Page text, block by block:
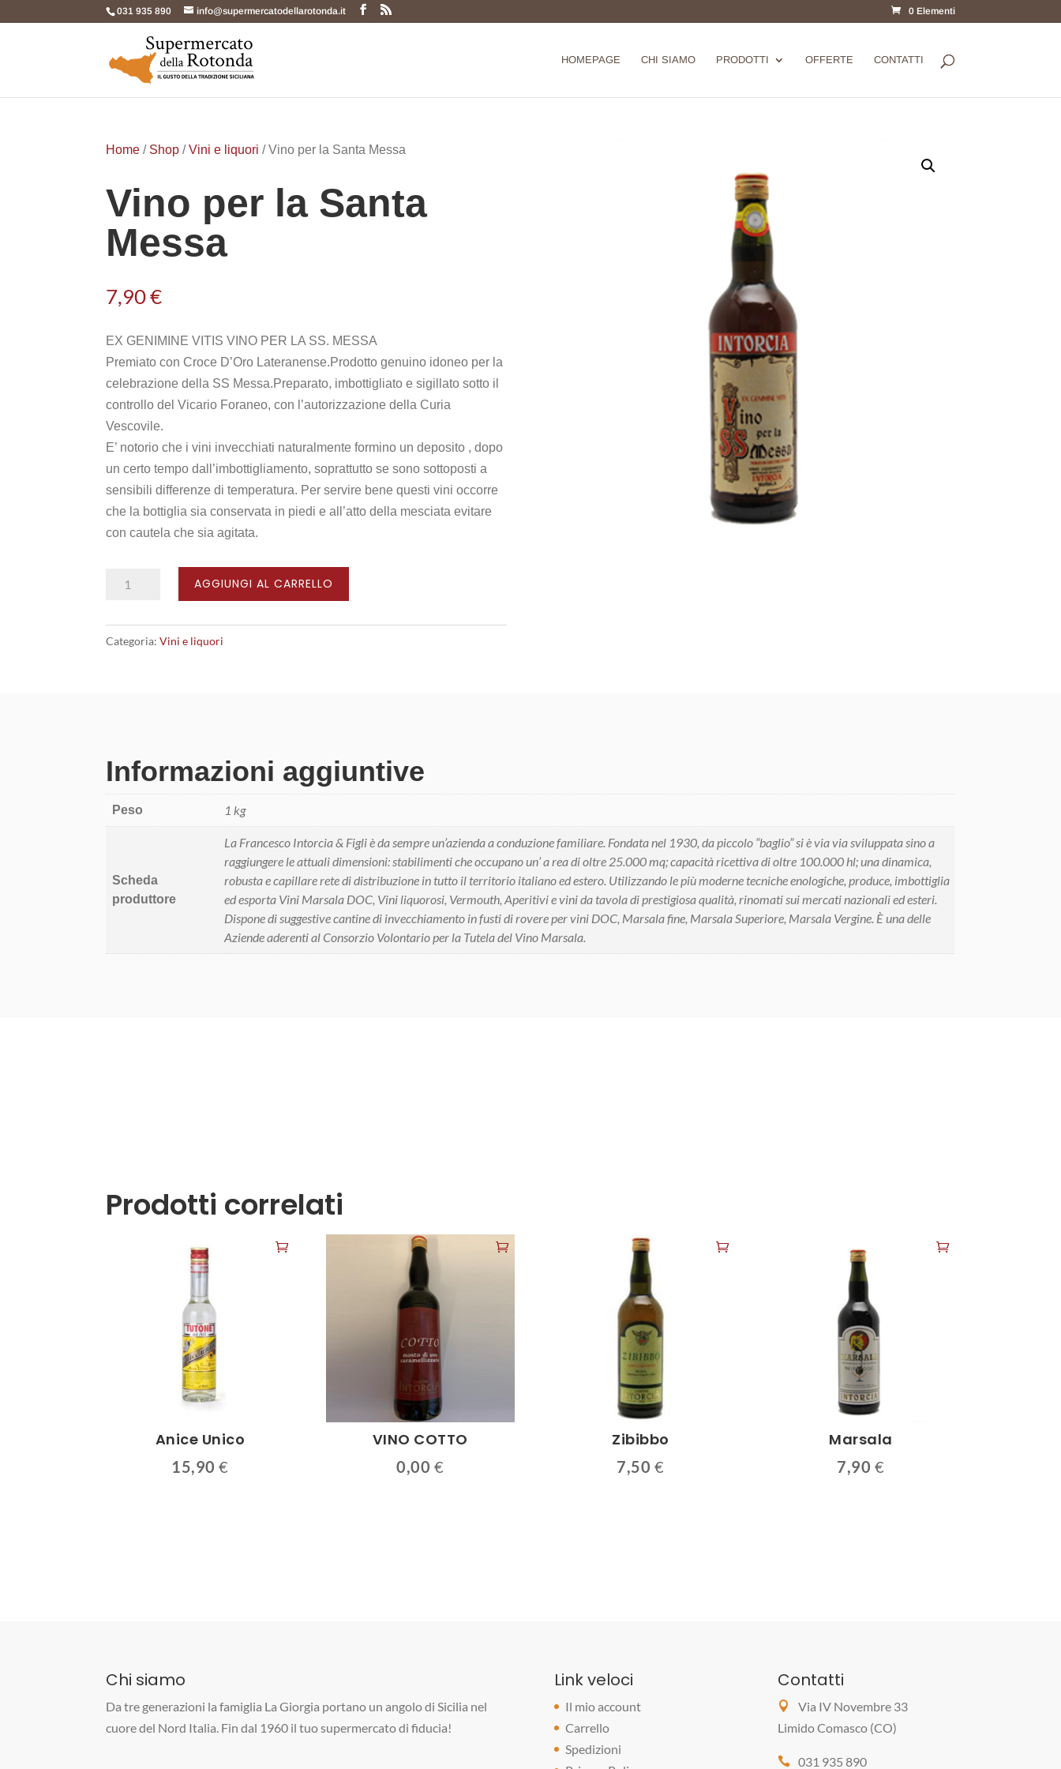
031 935 890 info@supermercatodellarotonda.it 0 Elementi
HOMEPAGE CHI SIAMO PRODOTTI OFFERTE CONTATTI
Home / Shop /Vini e liquori / Vino per la Santa Messa
Vino per la Santa
Messa
7,90€
EX GENIMINE VITIS VINO PER LA SS. MESSA
Premiato con Croce D’Oro Lateranense.Prodotto genuino idoneo per la
celebrazione della SS Messa.Preparato, imbottigliato e sigillato sotto il
controllo del Vicario Foraneo, con l’autorizzazione della Curia
Vescovile.
E’ notorio che i vini invecchiati naturalmente formino un deposito , dopo
un certo tempo dall’imbottigliamento, soprattutto se sono sottoposti a
sensibili differenze di temperatura. Per servire bene questi vini occorre
che la bottiglia sia conservata in piedi e all’atto della mesciata evitare
con cautela che sia agitata.
Vino
Santa
AGGIUNGI AL CARRELLO
Categoria:Vini e liquori
Informazioni aggiuntive
Peso 1 kg
Scheda
produttore
La Francesco Intorcia & Figli è da sempre un’azienda a conduzione familiare. Fondata nel 1930, da piccolo “baglio” si è via via sviluppata sino a
raggiungere le attuali dimensioni: stabilimenti che occupano un’ a rea di oltre 25.000 mq; capacità ricettiva di oltre 100.000 hl; una dinamica,
robusta e capillare rete di distribuzione in tutto il territorio italiano ed estero. Utilizzando le più moderne tecniche enologiche, produce, imbottiglia
ed esporta Vini Marsala DOC, Vini liquorosi, Vermouth, Aperitivi e vini da tavola di prestigiosa qualità, rinomati sui mercati nazionali ed esteri.
Dispone di suggestive cantine di invecchiamento in fusti di rovere per vini DOC, Marsala fine, Marsala Superiore, Marsala Vergine. È una delle
Aziende aderenti al Consorzio Volontario per la Tutela del Vino Marsala.
Prodotti correlati
Anice Unico
15,90€
VINO COTTO
0,00 €
Zibibbo
7,50 €
Marsala
7,90 €
Chi siamo
Da tre generazioni la famiglia La Giorgia portano un angolo di Sicilia nel
cuore del Nord Italia. Fin dal 1960 il tuo supermercato di fiducia!
Link veloci
Il mio account
Carrello
Spedizioni
Contatti
Via IV Novembre 33
Limido Comasco (CO)
031 935 890